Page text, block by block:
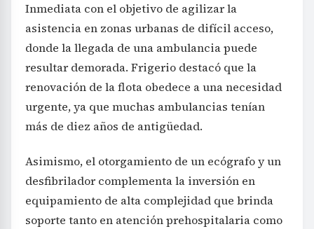
Inmediata con el objetivo de agilizar la
asistencia en zonas urbanas de difícil acceso,
donde la llegada de una ambulancia puede
resultar demorada. Frigerio destacó que la
renovación de la flota obedece a una necesidad
urgente, ya que muchas ambulancias tenían
más de diez años de antigüedad.
Asimismo, el otorgamiento de un ecógrafo y un
desfibrilador complementa la inversión en
equipamiento de alta complejidad que brinda
soporte tanto en atención prehospitalaria como